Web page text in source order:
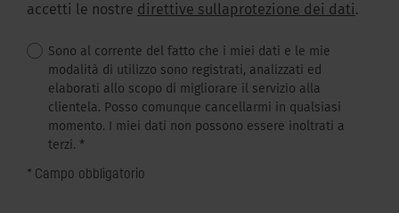
accetti le nostre direttive sullaprotezione dei dati.
Sono al corrente del fatto che i miei dati e le mie
modalità di utilizzo sono registrati, analizzati ed
elaborati allo scopo di migliorare il servizio alla
clientela. Posso comunque cancellarmi in qualsiasi
momento. I miei dati non possono essere inoltrati a
terzi. *
* Campo obbligatorio